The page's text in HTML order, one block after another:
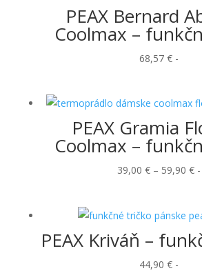
PEAX Bernard
Coolmax –
68,57€ -
PEAX Gramia
Coolmax –
39,00€ – 59,90€ -
PEAX Kriváň –
44,90€ -